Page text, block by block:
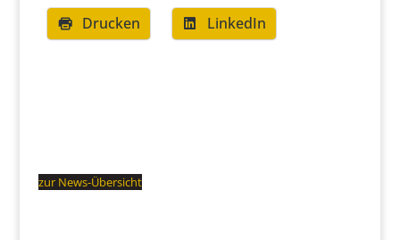
Drucken LinkedIn
zur News-Übersicht